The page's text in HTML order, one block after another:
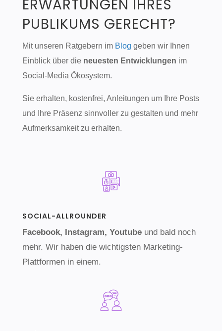
ERWARTUNGEN IHRES
PUBLIKUMS GERECHT?
Mit unseren Ratgebern im Blog geben wir Ihnen
Einblick über die neuesten Entwicklungen im
Social-Media Ökosystem.
Sie erhalten, kostenfrei, Anleitungen um Ihre Posts
und Ihre Präsenz sinnvoller zu gestalten und mehr
Aufmerksamkeit zu erhalten.
SOCIAL-ALLROUNDER
Facebook, Instagram, Youtubeund bald noch
mehr. Wir haben die wichtigsten Marketing-
Plattformen in einem.